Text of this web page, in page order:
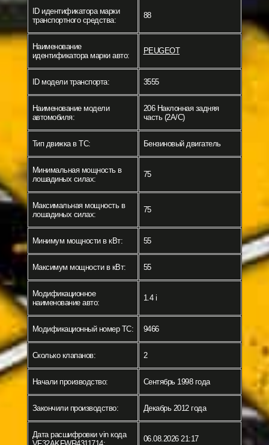
ID идентификатора марки
транспортного средства:
88
Наименование
идентификатора марки авто:
PEUGEOT
ID модели транспорта: 3555
Наименование модели
автомобиля:
206 Наклонная задняя
часть (2A/C)
Тип движка в ТС: Бензиновый двигатель
Минимальная мощность в
лошадиных силах:
75
Максимальная мощность в
лошадиных силах:
75
Минимум мощности в кВт: 55
Максимум мощности в кВт: 55
Модификационное
наименование авто:
1.4 i
Модификационный номер ТС: 9466
Сколько клапанов: 2
Начали производство: Сентябрь 1998 года
Закончили производство: Декабрь 2012 года
Дата расшифровки vin кода
06.08.2026 21:17